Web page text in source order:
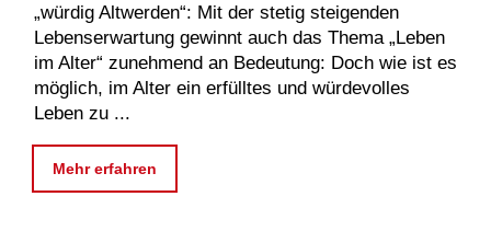
„würdig Altwerden“: Mit der stetig steigenden
Lebenserwartung gewinnt auch das Thema „Leben
im Alter“ zunehmend an Bedeutung: Doch wie ist es
möglich, im Alter ein erfülltes und würdevolles
Leben zu ...
Mehr erfahren